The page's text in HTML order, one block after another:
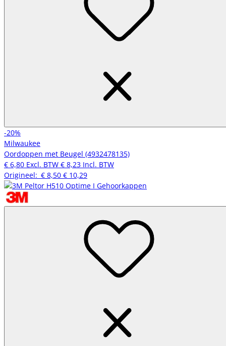
-20%
Milwaukee
Oordoppen met Beugel (4932478135)
€ 6,80 Excl. BTW € 8,23 Incl. BTW
Origineel: € 8,50 € 10,29